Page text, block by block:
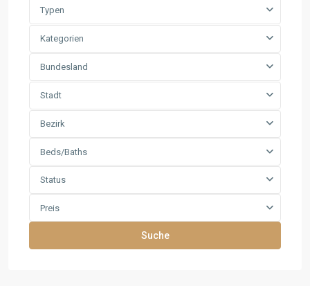
Typen
Kategorien
Bundesland
Stadt
Bezirk
Beds/Baths
Status
Preis
Suche